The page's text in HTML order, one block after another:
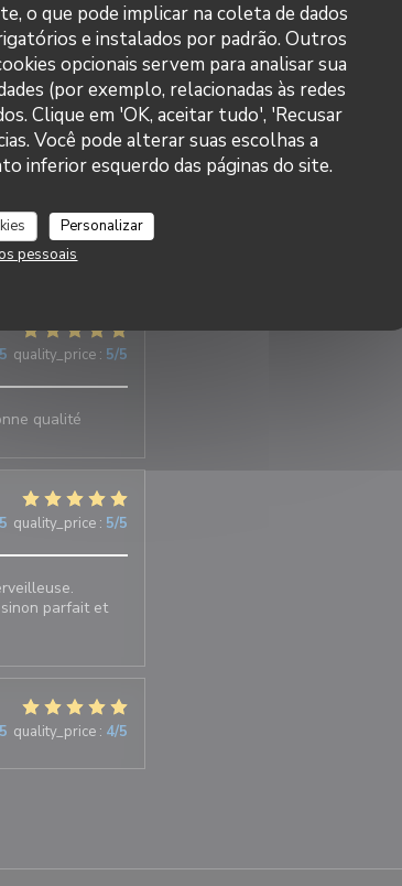
o que pode implicar na coleta de dados
e instalados por padrão. Outros
opcionais servem para analisar sua
(por exemplo, relacionadas às redes
Clique em 'OK, aceitar tudo', 'Recusar
Você pode alterar suas escolhas a
inferior esquerdo das páginas do site.
Personalizar
pessoais
quality_price:5/5
et le service
quality_price : 5/5
qualité
quality_price : 5/5
parfait et
quality_price : 4/5